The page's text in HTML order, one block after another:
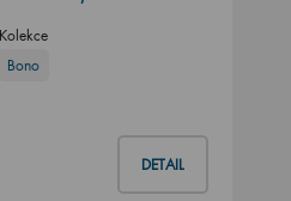
Kolekce
Bono
DETAIL